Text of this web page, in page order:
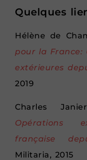
Quelques
Hélène de
pour la France:
extérieures
2019
Charles
Opérations
française
Militaria, 2015